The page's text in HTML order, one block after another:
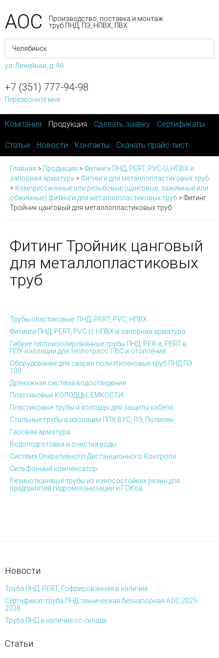
АОС
Производство, поставка и монтаж
труб ПНД, ПЭ, НПВХ, ПВХ
ул. Линейная, д. 98
+7 (351) 777-94-98
Перезвоните мне
Компания Продукция Сделать заявку Сертификаты
Статьи Новости Контакты Скачать прайс-лист
Главная > Продукция > Фитинги ПНД, PERT, PVC-U, НПВХ и
запорная арматура > Фитинги для металлопластиковых труб
> Компрессионные или резьбовые (цанговые, зажимные или
обжимные) фитинги для металлопластиковых труб > Фитинг
Тройник цанговый для металлопластиковых труб
Фитинг Тройник цанговый
для металлопластиковых
труб
Трубы пластиковые: ПНД, PERT, PVC, НПВХ
Фитинги ПНД, PERT, PVC-U, НПВХ и запорная арматура
Гибкие теплоизолированные трубы ПНД, PEX-а, PERT в
ППУ изоляции для теплотрасс, ГВС и отопления
Оборудование для сварки полиэтиленовых труб ПНД ПЭ
100
Дренажная система водоотведения
Пластиковые КОЛОДЦЫ, ЕМКОСТИ
Пластиковые трубы и колодцы для защиты кабеля
Стальные трубы в изоляции ППУ, ВУС, ПЭ, Полилен
Газовая арматура
Водоподготовка и очистка воды
Система Оперативного Дистанционного Контроля
Сильфонный компенсатор
Резинотканевые трубы из износостойких резин для
предприятий гидромеханизации и ГОКов
Новости
Труба ПНД, PERT, Гофрированная в наличие
Сертификат труба ПНД техническая безнапорная АОС 2025-
2028
Труба ПНД в наличие со склада
Статьи